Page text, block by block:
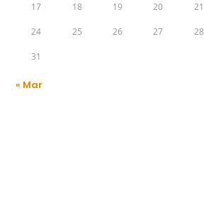
17 18 19 20 21
24 25 26 27 28
31
« Mar